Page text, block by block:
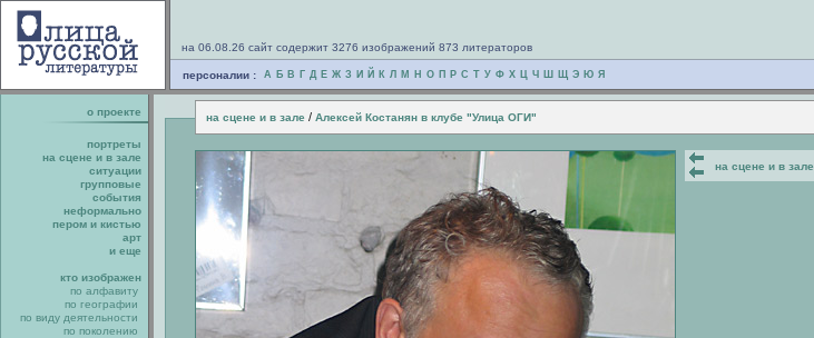
на 06.08.26 сайт содержит 3276 изображений 873 литераторов
персоналии : А Б В Г Д Е Ж З И Й К Л М Н О П Р С Т У Ф Х Ц Ч Ш Щ Э Ю Я
о проекте на сцене и в зале / Алексей Костанян в клубе "Улица ОГИ"
портреты
на сцене и в зале
ситуации
групповые
события
неформально
пером и кистью
арт
и еще
кто изображен
по алфавиту
по географии
по виду деятельности
по поколению
на сцене и в зале